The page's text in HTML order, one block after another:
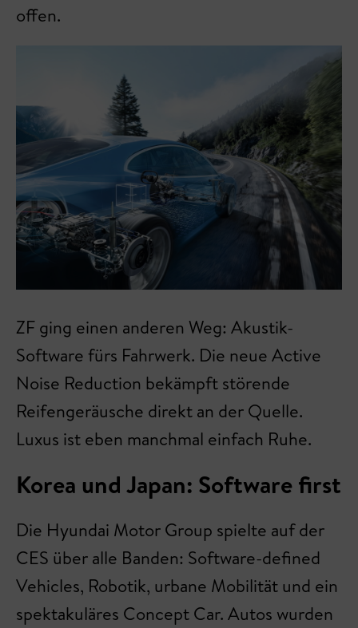
offen.
ZF ging einen anderen Weg: Akustik-
Software fürs Fahrwerk. Die neue Active
Noise Reduction bekämpft störende
Reifengeräusche direkt an der Quelle.
Luxus ist eben manchmal einfach Ruhe.
Korea und Japan: Software first
Die Hyundai Motor Group spielte auf der
CES über alle Banden: Software-defined
Vehicles, Robotik, urbane Mobilität und ein
spektakuläres Concept Car. Autos wurden